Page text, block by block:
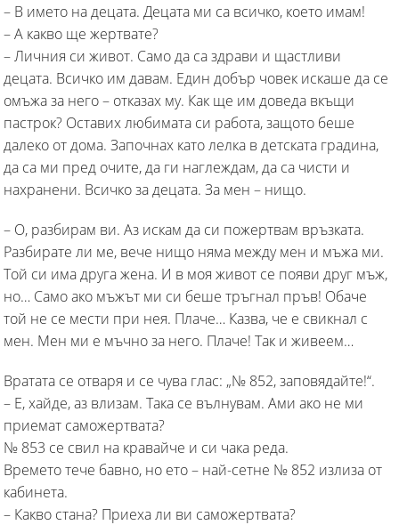
– В името на децата. Децата ми са всичко, което имам!
– А какво ще жертвате?
– Личния си живот. Само да са здрави и щастливи
децата. Всичко им давам. Един добър човек искаше да се
омъжа за него – отказах му. Как ще им доведа вкъщи
пастрок? Оставих любимата си работа, защото беше
далеко от дома. Започнах като лелка в детската градина,
да са ми пред очите, да ги наглеждам, да са чисти и
нахранени. Всичко за децата. За мен – нищо.
– О, разбирам ви. Аз искам да си пожертвам връзката.
Разбирате ли ме, вече нищо няма между мен и мъжа ми.
Той си има друга жена. И в моя живот се появи друг мъж,
но… Само ако мъжът ми си беше тръгнал пръв! Обаче
той не се мести при нея. Плаче… Казва, че е свикнал с
мен. Мен ми е мъчно за него. Плаче! Так и живеем…
Вратата се отваря и се чува глас: „№ 852, заповядайте!“.
– Е, хайде, аз влизам. Така се вълнувам. Ами ако не ми
приемат саможертвата?
№ 853 се свил на кравайче и си чака реда.
Времето тече бавно, но ето – най-сетне № 852 излиза от
кабинета.
– Какво стана? Приеха ли ви саможертвата?